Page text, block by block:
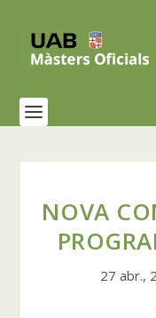
NOVA
27 abr.,